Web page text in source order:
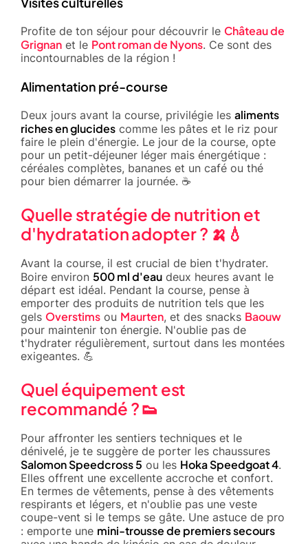
Profite de ton séjour pour découvrir le Château de
Grignan et le Pont roman de Nyons. Ce sont des
incontournables de la région !
Alimentation pré-course
Deux jours avant la course, privilégie les aliments
riches en glucides comme les pâtes et le riz pour
faire le plein d'énergie. Le jour de la course, opte
pour un petit-déjeuner léger mais énergétique :
céréales complètes, bananes et un café ou thé
pour bien démarrer la journée. ☕
Quelle stratégie de nutrition et
d'hydratation adopter ? 🍌💧
Avant la course, il est crucial de bien t'hydrater.
Boire environ 500 ml d'eau deux heures avant le
départ est idéal. Pendant la course, pense à
emporter des produits de nutrition tels que les
gels Overstims ou Maurten, et des snacks Baouw
pour maintenir ton énergie. N'oublie pas de
t'hydrater régulièrement, surtout dans les montées
exigeantes. 💪
Quel équipement est
recommandé ? 👟
Pour affronter les sentiers techniques et le
dénivelé, je te suggère de porter les chaussures
Salomon Speedcross 5 ou les Hoka Speedgoat 4.
Elles offrent une excellente accroche et confort.
En termes de vêtements, pense à des vêtements
respirants et légers, et n'oublie pas une veste
coupe-vent si le temps se gâte. Une astuce de pro
: emporte une mini-trousse de premiers secours